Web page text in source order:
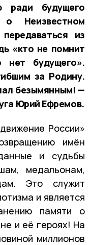
ради будущего
Неизвестном
из
«кто не помнит
нет будущего».
за Родину.
безымянным! —
Юрий Ефремов.
России»
имён
и судьбы
медальонам,
Это служит
и является
памяти о
и её героях! На
миллионов